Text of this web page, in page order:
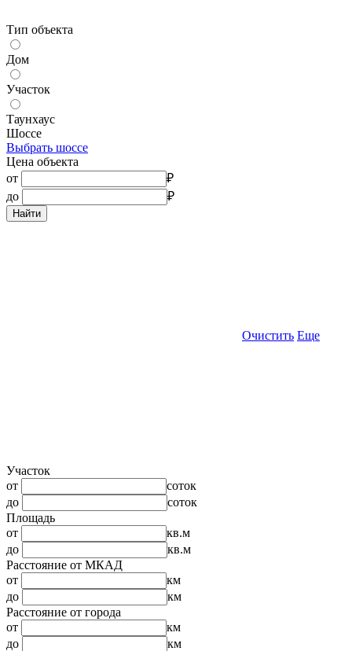
Тип объекта
Дом
Участок
Таунхаус
Шоссе
Выбрать шоссе
Цена объекта
от
₽
до
₽
Найти
Очистить Еще
Участок
от
соток
до
соток
Площадь
от
кв.м
до
кв.м
Расстояние от МКАД
от
км
до
км
Расстояние от города
от
км
до
км